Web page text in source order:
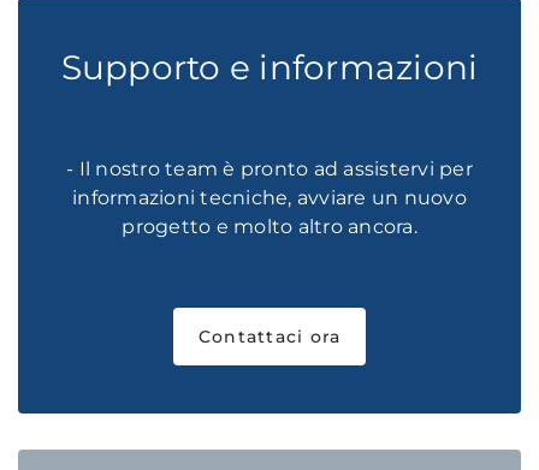
Supporto e informazioni
- Il nostro team è pronto ad assistervi per
informazioni tecniche, avviare un nuovo
progetto e molto altro ancora.
Contattaci ora